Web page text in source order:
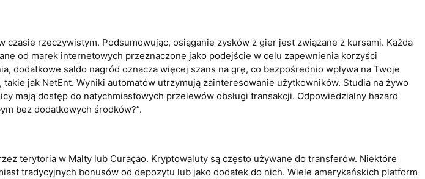
rzeczywistym. Podsumowując, osiąganie zysków z gier jest związane z kursami. Każda
od marek internetowych przeznaczone jako podejście w celu zapewnienia korzyści
dodatkowe saldo nagród oznacza więcej szans na grę, co bezpośrednio wpływa na Twoje
jak NetEnt. Wyniki automatów utrzymują zainteresowanie użytkowników. Studia na żywo
mają dostęp do natychmiastowych przelewów obsługi transakcji. Odpowiedzialny hazard
bez dodatkowych środków?”.
terytoria w Malty lub Curaçao. Kryptowaluty są często używane do transferów. Niektóre
tradycyjnych bonusów od depozytu lub jako dodatek do nich. Wiele amerykańskich platform